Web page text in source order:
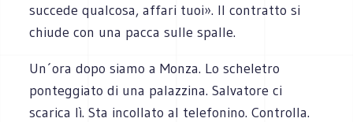
succede qualcosa, affari tuoi». Il contratto si
chiude con una pacca sulle spalle.
Un´ora dopo siamo a Monza. Lo scheletro
ponteggiato di una palazzina. Salvatore ci
scarica lì. Sta incollato al telefonino. Controlla.